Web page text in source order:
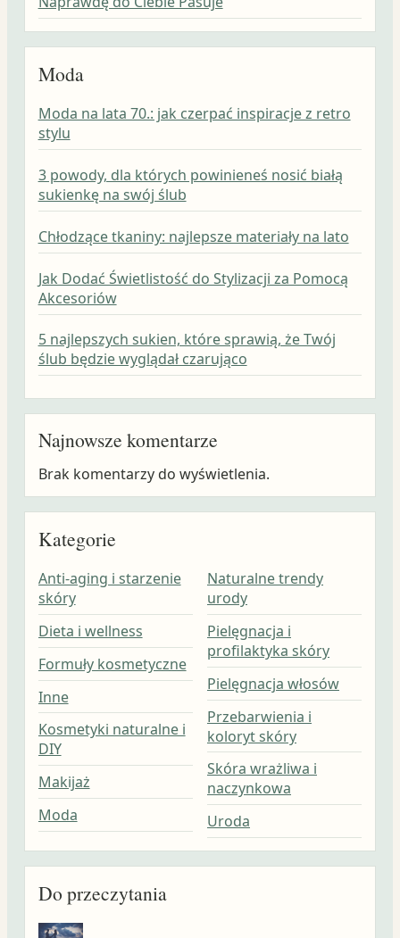
Moda
Moda na lata 70.: jak czerpać inspiracje z retro
stylu
3 powody, dla których powinieneś nosić białą
sukienkę na swój ślub
Chłodzące tkaniny: najlepsze materiały na lato
Jak Dodać Świetlistość do Stylizacji za Pomocą
Akcesoriów
5 najlepszych sukien, które sprawią, że Twój
ślub będzie wyglądał czarująco
Najnowsze komentarze
Brak komentarzy do wyświetlenia.
Kategorie
Anti-aging i starzenie
skóry
Dieta i wellness
Formuły kosmetyczne
Inne
Kosmetyki naturalne i
DIY
Makijaż
Moda
Naturalne trendy
urody
Pielęgnacja i
profilaktyka skóry
Pielęgnacja włosów
Przebarwienia i
koloryt skóry
Skóra wrażliwa i
naczynkowa
Uroda
Do przeczytania